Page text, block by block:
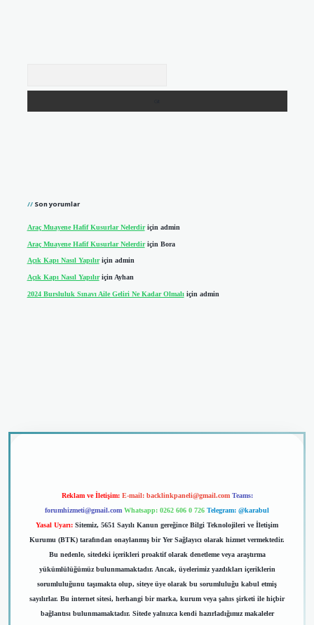
Son yorumlar
Araç Muayene Hafif Kusurlar Nelerdiriçin admin
Araç Muayene Hafif Kusurlar Nelerdiriçin Bora
Açık Kapı Nasıl Yapılıriçin admin
Açık Kapı Nasıl Yapılıriçin Ayhan
2024 Bursluluk Sınavı Aile Geliri Ne Kadar Olmalıiçin admin
Reklam ve İletişim: E-mail: backlinkpaneli@gmail.com Teams:
forumhizmeti@gmail.com Whatsapp: 0262 606 0 726 Telegram: @karabul
Yasal Uyarı: Sitemiz, 5651 Sayılı Kanun gereğince Bilgi Teknolojileri ve İletişim
Kurumu (BTK) tarafından onaylanmış bir Yer Sağlayıcı olarak hizmet vermektedir.
Bu nedenle, sitedeki içerikleri proaktif olarak denetleme veya araştırma
yükümlülüğümüz bulunmamaktadır. Ancak, üyelerimiz yazdıkları içeriklerin
sorumluluğunu taşımakta olup, siteye üye olarak bu sorumluluğu kabul etmiş
sayılırlar. Bu internet sitesi, herhangi bir marka, kurum veya şahıs şirketi ile hiçbir
bağlantısı bulunmamaktadır. Sitede yalnızca kendi hazırladığımız makaleler